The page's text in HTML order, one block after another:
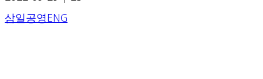
삼일공영ENG